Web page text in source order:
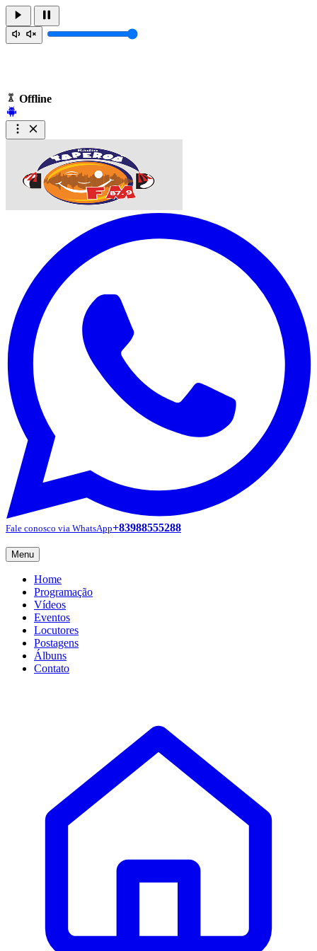
Offline
Fale conosco via WhatsApp+83988555288
Menu
Home
Programação
Vídeos
Eventos
Locutores
Postagens
Álbuns
Contato